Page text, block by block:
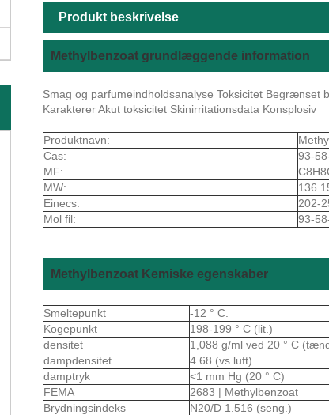
Produkt beskrivelse
Methylbenzoat grundlæggende information
Smag og parfumeindholdsanalyse Toksicitet Begrænset
Karakterer Akut toksicitet Skinirritationsdata Konsplosiv
Produktnavn:
Cas:
93-
MF:
MW:
Einecs:
202-
Mol fil:
93-
Methylbenzoat Kemiske egenskaber
Smeltepunkt
-12 ° C.
Kogepunkt
198-199 ° C (lit.)
densitet
1,088 g/ml ved 20 ° C
dampdensitet
4.68 (vs luft)
damptryk
<1 mm Hg (20 ° C)
FEMA
2683 | Methylbenzoat
Brydningsindeks
N20/D 1.516 (seng.)